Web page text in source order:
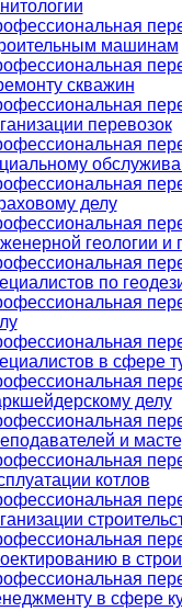
машинам
скважин
перевозок
делу
геологии и
по
в сфере
делу
и
котлов
в
в сфере